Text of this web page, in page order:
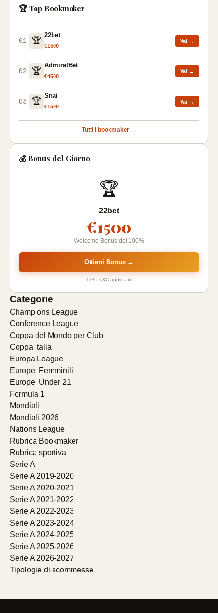
🏆 Top Bookmaker
01 🏆
22bet
€1500
Vai →
02 🏆
AdmiralBet
€4500
Vai →
03 🏆
Snai
€1500
Vai →
Tutti i bookmaker →
💰 Bonus del Giorno
🏆
22bet
€1500
Welcome Bonus del 100%
Ottieni Bonus →
18+ | T&C applicabili
Categorie
Champions League
Conference League
Coppa del Mondo per Club
Coppa Italia
Europa League
Europei Femminili
Europei Under 21
Formula 1
Mondiali
Mondiali 2026
Nations League
Rubrica Bookmaker
Rubrica sportiva
Serie A
Serie A 2019-2020
Serie A 2020-2021
Serie A 2021-2022
Serie A 2022-2023
Serie A 2023-2024
Serie A 2024-2025
Serie A 2025-2026
Serie A 2026-2027
Tipologie di scommesse